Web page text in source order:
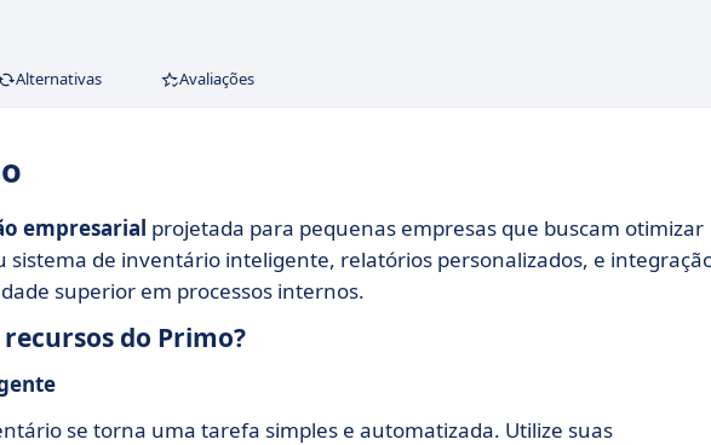
Alternativas Avaliações
empresarial projetada para pequenas empresas que buscam otimizar
sistema de inventário inteligente, relatórios personalizados, e
superior em processos internos.
do Primo?
se torna uma tarefa simples e automatizada. Utilize suas